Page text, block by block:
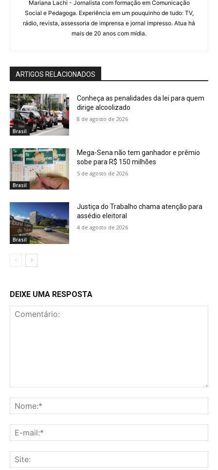
Mariana Lachi - Jornalista com formação em Comunicação
Social e Pedagoga. Experiência em um pouquinho de tudo: TV,
rádio, revista, assessoria de imprensa e jornal impresso. Atua há
mais de 20 anos com mídia.
ARTIGOS RELACIONADOS
Brasil
Conheça as penalidades da lei para quem
dirige alcoolizado
8 de agosto de 2026
Brasil
Mega-Sena não tem ganhador e prêmio
sobe para R$ 150 milhões
5 de agosto de 2026
Brasil
Justiça do Trabalho chama atenção para
assédio eleitoral
4 de agosto de 2026
DEIXE UMA RESPOSTA